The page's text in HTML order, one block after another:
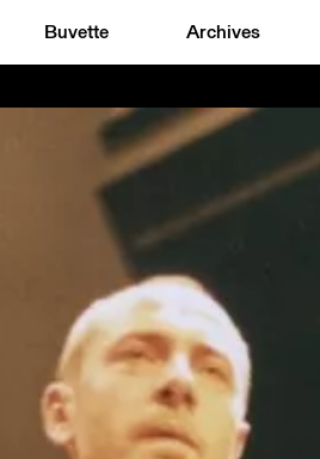
Buvette Archives